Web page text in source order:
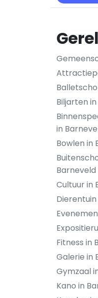
Biljarten
in
Bowlen in
Barneveld
Cultuur in
Fitness in
Galerie in
Gymzaal
Kano in